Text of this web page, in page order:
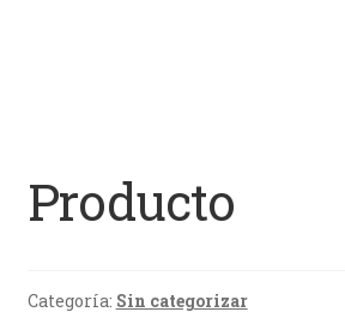
Producto
Categoría: Sin categorizar